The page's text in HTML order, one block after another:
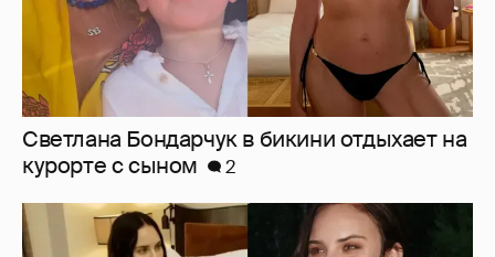
Светлана Бондарчук в бикини отдыхает на
курорте с сыном
2